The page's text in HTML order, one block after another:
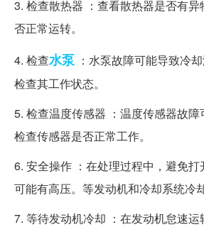
3. 检查散热器 ：查看散热器是否有
否正常运转。
4. 检查水泵 ：水泵故障可能导致冷
检查其工作状态。
5. 检查温度传感器 ：温度传感器故
检查传感器是否正常工作。
6. 安全操作 ：在处理过程中，避免
可能有高压。等发动机和冷却系统冷
7. 等待发动机冷却 ：在发动机怠速